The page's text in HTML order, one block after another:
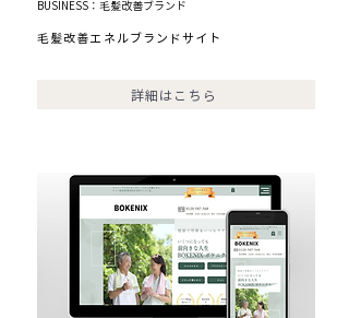
BUSINESS：毛髪改善ブランド
毛髪改善エネルブランドサイト
詳細はこちら